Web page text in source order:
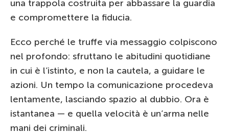
una trappola costruita per abbassare la guardia
e compromettere la fiducia.
Ecco perché le truffe via messaggio colpiscono
nel profondo: sfruttano le abitudini quotidiane
in cui è l’istinto, e non la cautela, a guidare le
azioni. Un tempo la comunicazione procedeva
lentamente, lasciando spazio al dubbio. Ora è
istantanea — e quella velocità è un’arma nelle
mani dei criminali.